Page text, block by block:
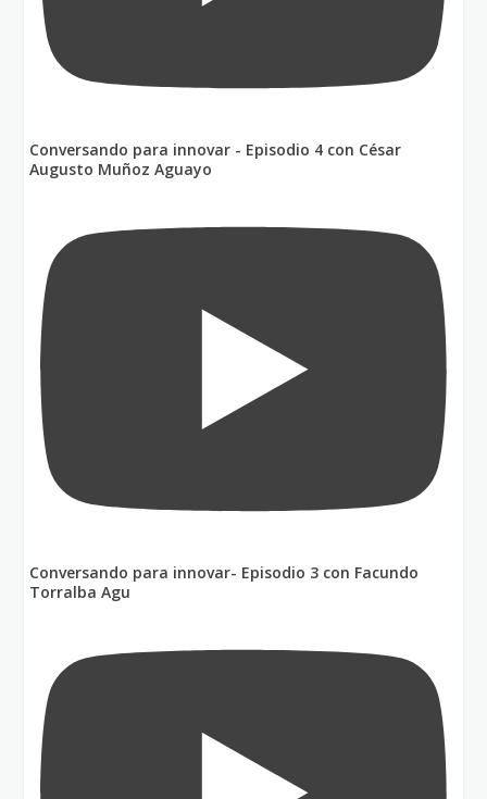
Conversando para innovar - Episodio 4 con César
Augusto Muñoz Aguayo
Conversando para innovar- Episodio 3 con Facundo
Torralba Agu